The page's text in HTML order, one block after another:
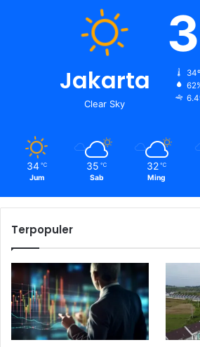
Jakarta
Clear Sky
34 ℃
Jum
35 ℃
Sab
32 ℃
Ming
Terpopuler